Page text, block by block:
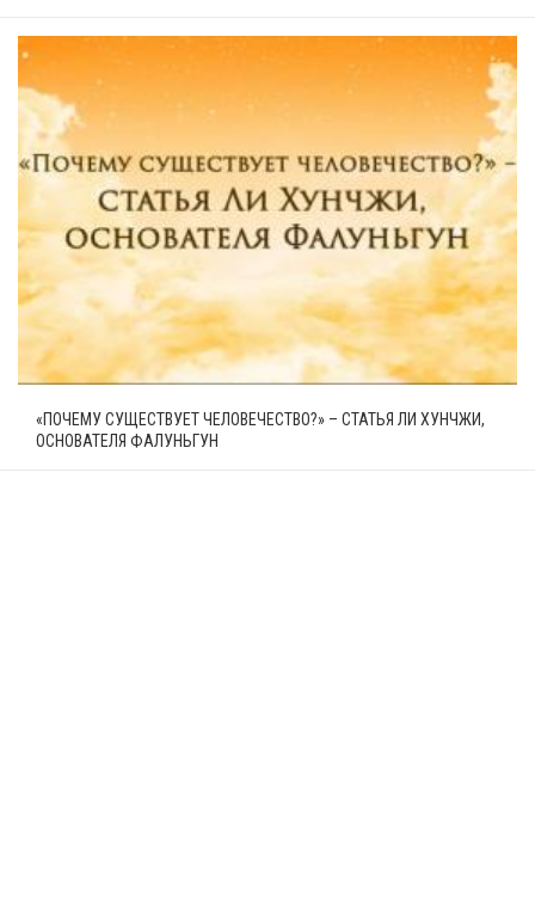
«ПОЧЕМУ СУЩЕСТВУЕТ ЧЕЛОВЕЧЕСТВО?» – СТАТЬЯ ЛИ ХУНЧЖИ,
ОСНОВАТЕЛЯ ФАЛУНЬГУН